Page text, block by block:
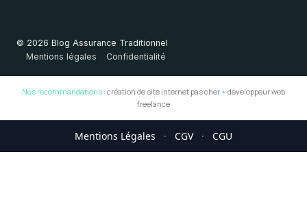
© 2026 Blog Assurance Traditionnel
Mentions légales
Confidentialité
Nos recommandations : création de site internet pas cher • développeur web
freelance
Mentions Légales · CGV · CGU